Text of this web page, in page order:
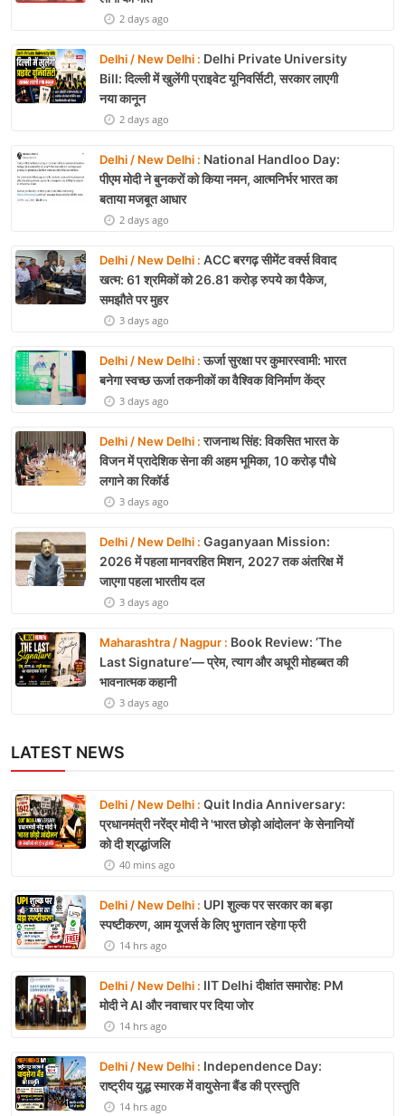
2 days ago
Delhi / New Delhi : Delhi Private University
Bill: दिल्ली में खुलेंगी प्राइवेट यूनिवर्सिटी, सरकार लाएगी
नया कानून
2 days ago
Delhi / New Delhi : National Handloo Day:
पीएम मोदी ने बुनकरों को किया नमन, आत्मनिर्भर भारत का
बताया मजबूत आधार
2 days ago
Delhi / New Delhi : ACC बरगढ़ सीमेंट वर्क्स विवाद
खत्म: 61 श्रमिकों को 26.81 करोड़ रुपये का पैकेज,
समझौते पर मुहर
3 days ago
Delhi / New Delhi :ऊर्जा सुरक्षा पर कुमारस्वामी: भारत
बनेगा स्वच्छ ऊर्जा तकनीकों का वैश्विक विनिर्माण केंद्र
3 days ago
Delhi / New Delhi :राजनाथ सिंह: विकसित भारत के
विजन में प्रादेशिक सेना की अहम भूमिका, 10 करोड़ पौधे
लगाने का रिकॉर्ड
3 days ago
Delhi / New Delhi : Gaganyaan Mission:
2026 में पहला मानवरहित मिशन, 2027 तक अंतरिक्ष में
जाएगा पहला भारतीय दल
3 days ago
Maharashtra / Nagpur : Book Review: ‘The
Last Signature’— प्रेम, त्याग और अधूरी मोहब्बत की
भावनात्मक कहानी
3 days ago
LATEST NEWS
Delhi / New Delhi : Quit India Anniversary:
प्रधानमंत्री नरेंद्र मोदी ने 'भारत छोड़ो आंदोलन' के सेनानियों
को दी श्रद्धांजलि
40 mins ago
Delhi / New Delhi : UPI शुल्क पर सरकार का बड़ा
स्पष्टीकरण, आम यूजर्स के लिए भुगतान रहेगा फ्री
14 hrs ago
Delhi / New Delhi : IIT Delhi दीक्षांत समारोह: PM
मोदी ने AI और नवाचार पर दिया जोर
14 hrs ago
Delhi / New Delhi : Independence Day:
राष्ट्रीय युद्ध स्मारक में वायुसेना बैंड की प्रस्तुति
14 hrs ago